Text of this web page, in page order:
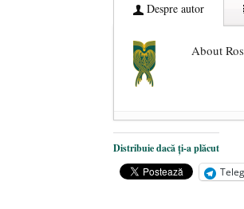
Despre autor
About
Dezvăluiri
Statul care
Legea Vexler
Distribuie dacă ți-a plăcut